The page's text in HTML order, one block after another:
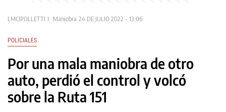
LMCIPOLLETTI Maniobra 24 DE JULIO 2022 - 13:06
POLICIALES
Por una mala maniobra de otro
auto, perdió el control y volcó
sobre la Ruta 151